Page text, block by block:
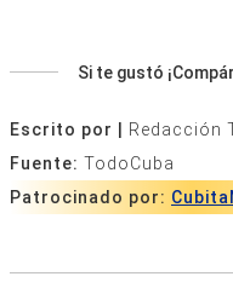
Si te gustó
Escrito por |
Redacción
Fuente: TodoCuba
Patrocinado por: